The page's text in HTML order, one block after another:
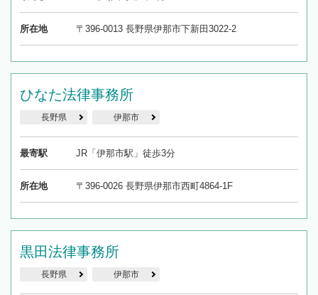
所在地 〒396-0013 長野県伊那市下新田3022-2
ひなた法律事務所
長野県 伊那市
最寄駅 JR「伊那市駅」徒歩3分
所在地 〒396-0026 長野県伊那市西町4864-1F
黒田法律事務所
長野県 伊那市